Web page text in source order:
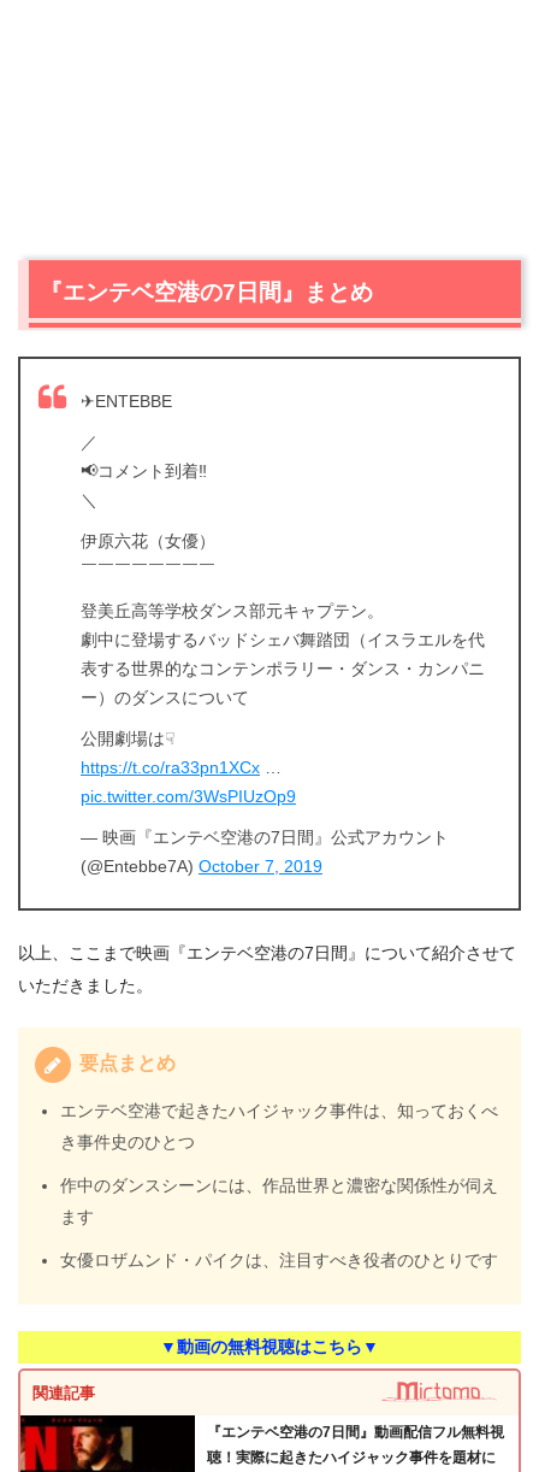
『エンテベ空港の7日間』まとめ
✈ENTEBBE
／
📢コメント到着‼️
＼
伊原六花（女優）
￣￣￣￣￣￣￣￣
登美丘高等学校ダンス部元キャプテン。
劇中に登場するバッドシェバ舞踏団（イスラエルを代
表する世界的なコンテンポラリー・ダンス・カンパニ
ー）のダンスについて
公開劇場は☟
https://t.co/ra33pn1XCx
pic.twitter.com/3WsPIUzOp9
— 映画『エンテベ空港の7日間』公式アカウント
(@Entebbe7A) October 7, 2019
以上、ここまで映画『エンテベ空港の7日間』について紹介させて
いただきました。
要点まとめ
エンテベ空港で起きたハイジャック事件は、知っておくべ
き事件史のひとつ
作中のダンスシーンには、作品世界と濃密な関係性が伺え
ます
女優ロザムンド・パイクは、注目すべき役者のひとりです
▼動画の無料視聴はこちら▼
関連記事
『エンテベ空港の7日間』動画配信フル無料視
聴！実際に起きたハイジャック事件を題材に